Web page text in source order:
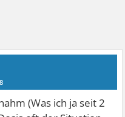
8
(Was ich ja seit 2